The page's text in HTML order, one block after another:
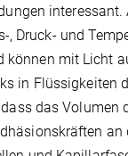
interessant.
Druck- und
mit Licht
in Flüssigkeiten
das Volumen
an